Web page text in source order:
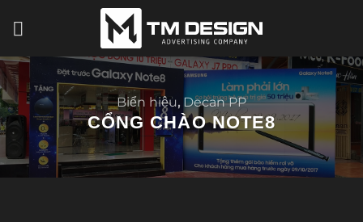
dung
Biển hiệu, Decan PP
CỔNG CHÀO NOTE8